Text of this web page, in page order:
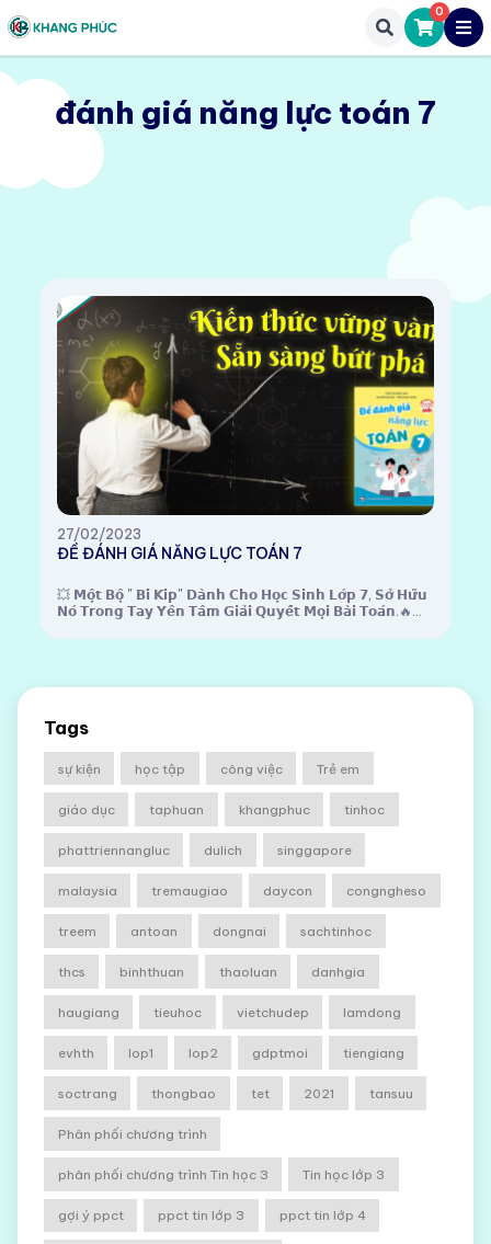
0
đánh giá năng lực toán 7
27/02/2023
ĐỀ ĐÁNH GIÁ NĂNG LỰC TOÁN 7
💥 𝗠𝗼̣̂𝘁 𝗕𝗼̣̂ " 𝗕𝗶́ 𝗞𝗶́𝗽" 𝗗𝗮̀𝗻𝗵 𝗖𝗵𝗼 𝗛𝗼̣𝗰 𝗦𝗶𝗻𝗵 𝗟𝗼̛́𝗽 𝟳, 𝗦𝗼̛̉ 𝗛𝘂̛̃𝘂
𝗡𝗼́ 𝗧𝗿𝗼𝗻𝗴 𝗧𝗮𝘆 𝗬𝗲̂𝗻 𝗧𝗮̂𝗺 𝗚𝗶𝗮̉𝗶 𝗤𝘂𝘆𝗲̂́𝘁 𝗠𝗼̣𝗶 𝗕𝗮̀𝗶 𝗧𝗼𝗮́𝗻.🔥
Tags
sự kiện học tập công việc Trẻ em
giáo dục taphuan khangphuc tinhoc
phattriennangluc dulich singgapore
malaysia tremaugiao daycon congngheso
treem antoan dongnai sachtinhoc
thcs binhthuan thaoluan danhgia
haugiang tieuhoc vietchudep lamdong
evhth lop1 lop2 gdptmoi tiengiang
soctrang thongbao tet 2021 tansuu
Phân phối chương trình
phân phối chương trình Tin học 3 Tin học lớp 3
gợi ý ppct ppct tin lớp 3 ppct tin lớp 4